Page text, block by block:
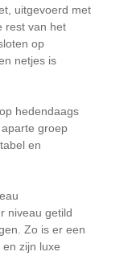
uitgevoerd met
rest van het
op
netjes is
hedendaags
groep
en
niveau getild
Zo is er een
zijn luxe